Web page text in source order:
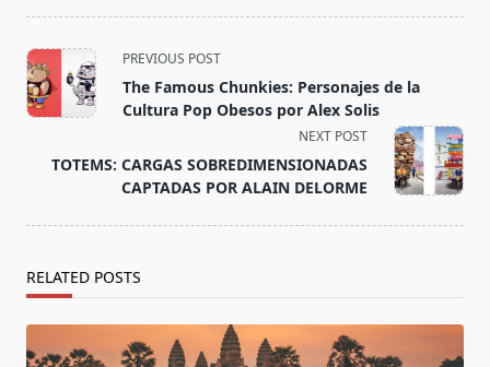
<span
class="nav-
subtitle
reader-
text">Page</span>
PREVIOUS POST
The Famous Chunkies: Personajes de la
Cultura Pop Obesos por Alex Solis
NEXT POST
TOTEMS: CARGAS SOBREDIMENSIONADAS
CAPTADAS POR ALAIN DELORME
RELATED POSTS